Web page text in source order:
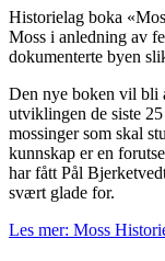
Historielag boka
Moss i anledning av
dokumenterte byen
Den nye boken vil bli
utviklingen de siste
mossinger som skal
kunnskap er en
har fått Pål
svært glade for.
Les mer: Moss